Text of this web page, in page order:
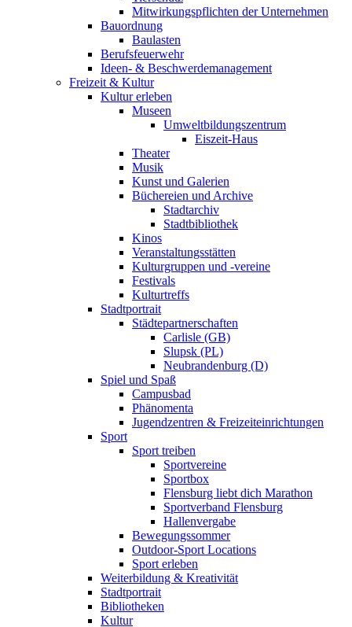
Mitwirkungspflichten der Unternehmen
Bauordnung
Baulasten
Berufsfeuerwehr
Ideen- & Beschwerdemanagement
Freizeit & Kultur
Kultur erleben
Museen
Umweltbildungszentrum
Eiszeit-Haus
Theater
Musik
Kunst und Galerien
Büchereien und Archive
Stadtarchiv
Stadtbibliothek
Kinos
Veranstaltungsstätten
Kulturgruppen und -vereine
Festivals
Kulturtreffs
Stadtportrait
Städtepartnerschaften
Carlisle (GB)
Slupsk (PL)
Neubrandenburg (D)
Spiel und Spaß
Campusbad
Phänomenta
Jugendzentren & Freizeiteinrichtungen
Sport
Sport treiben
Sportvereine
Sportbox
Flensburg liebt dich Marathon
Sportverband Flensburg
Hallenvergabe
Bewegungssommer
Outdoor-Sport Locations
Sport erleben
Weiterbildung & Kreativität
Stadtportrait
Bibliotheken
Kultur